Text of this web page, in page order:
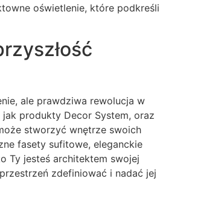
oświetlenie, które podkreśli
ale prawdziwa rewolucja w
produkty Decor System, oraz
stworzyć wnętrze swoich
fasety sufitowe, eleganckie
Ty jesteś architektem swojej
zdefiniować i nadać jej